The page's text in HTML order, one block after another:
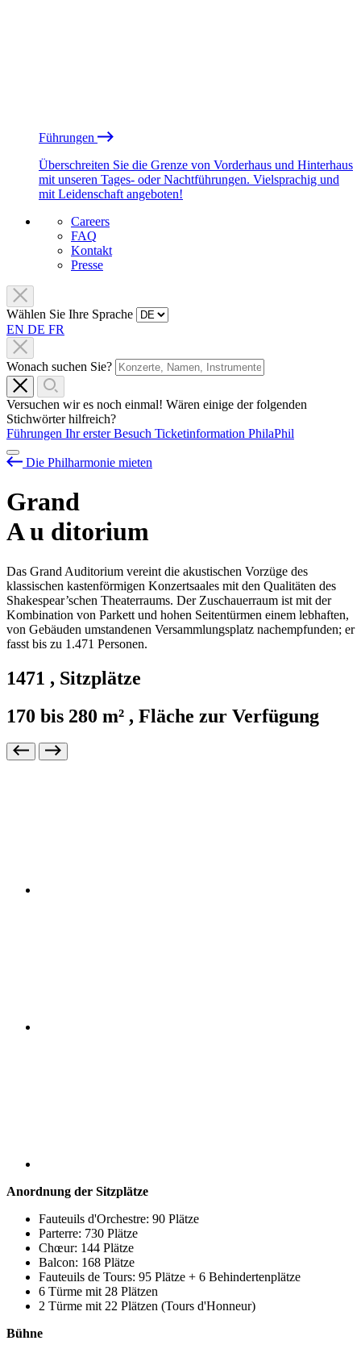
Führungen
Überschreiten Sie die Grenze von Vorderhaus und Hinterhaus
mit unseren Tages- oder Nachtführungen. Vielsprachig und
mit Leidenschaft angeboten!
Careers
FAQ
Kontakt
Presse
Wählen Sie Ihre Sprache
EN DE FR
Wonach suchen Sie?
Versuchen wir es noch einmal! Wären einige der folgenden
Stichwörter hilfreich?
Führungen Ihr erster Besuch Ticketinformation PhilaPhil
Die Philharmonie mieten
Grand
Au ditorium
Das Grand Auditorium vereint die akustischen Vorzüge des
klassischen kastenförmigen Konzertsaales mit den Qualitäten des
Shakespear’schen Theaterraums. Der Zuschauerraum ist mit der
Kombination von Parkett und hohen Seitentürmen einem lebhaften,
von Gebäuden umstandenen Versammlungsplatz nachempfunden; er
fasst bis zu 1.471 Personen.
1471 , Sitzplätze
170 bis 280 m² , Fläche zur Verfügung
Anordnung der Sitzplätze
Fauteuils d'Orchestre: 90 Plätze
Parterre: 730 Plätze
Chœur: 144 Plätze
Balcon: 168 Plätze
Fauteuils de Tours: 95 Plätze + 6 Behindertenplätze
6 Türme mit 28 Plätzen
2 Türme mit 22 Plätzen (Tours d'Honneur)
Bühne